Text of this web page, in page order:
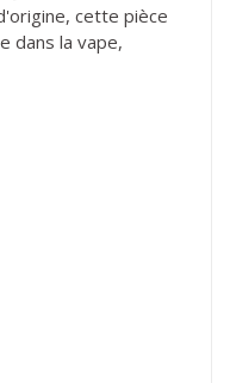
cette pièce
dans la vape,